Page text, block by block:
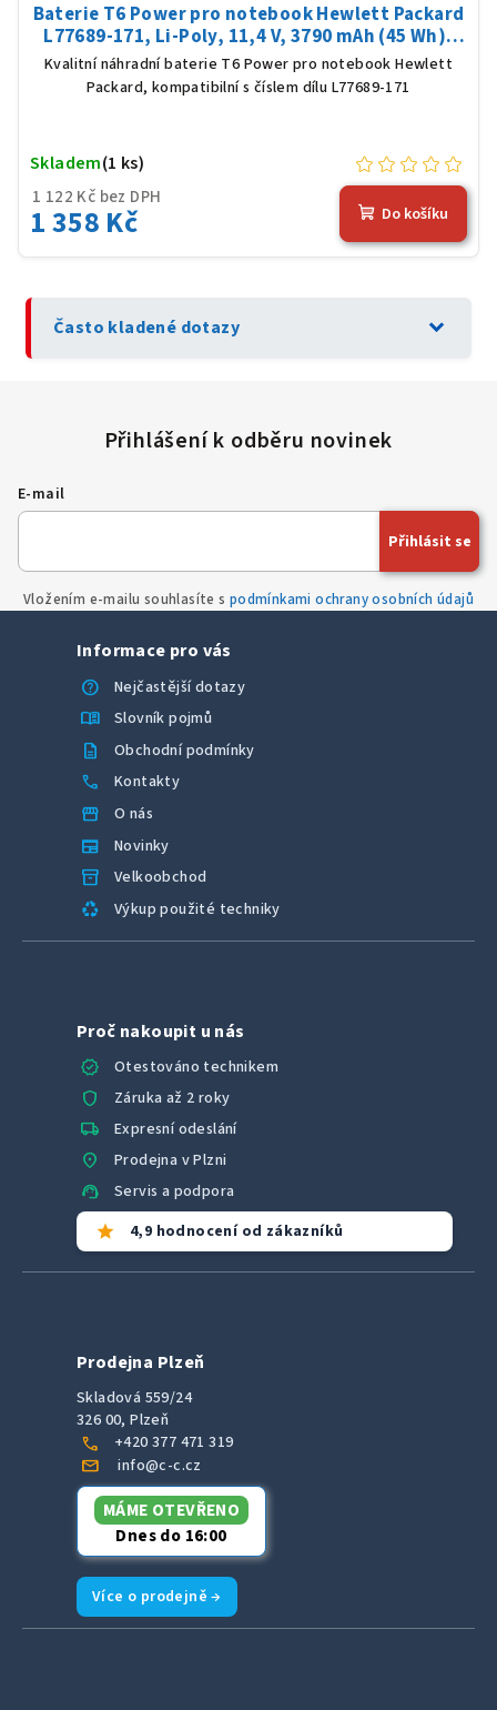
Baterie T6 Power pro notebook Hewlett Packard
L77689-171, Li-Poly, 11,4 V, 3790 mAh (45 Wh),
černá
Kvalitní náhradní baterie T6 Power pro notebook Hewlett
Packard, kompatibilní s číslem dílu L77689-171
1 122 Kč bez DPH
1 358 Kč
Skladem(1 ks)
Do košíku
Často kladené dotazy expand_more
E-mail
Vložením e-mailu souhlasíte s podmínkami ochrany osobních údajů
Přihlásit se
Informace pro vás
help
Nejčastější dotazy
menu_book Slovník pojmů
description Obchodní podmínky
call Kontakty
storefront O nás
newspaper Novinky
inventory_2 Velkoobchod
recycling Výkup použité techniky
Proč nakoupit u nás
verified
Otestováno technikem
shield Záruka až 2 roky
local_shipping Expresní odeslání
location_on Prodejna v Plzni
support_agent Servis a podpora
star 4,9 hodnocení od zákazníků
Prodejna Plzeň
Skladová 559/24
326 00, Plzeň
call +420 377 471 319
mail info@c-c.cz
MÁME OTEVŘENO
Dnes do 16:00
Více o prodejně →